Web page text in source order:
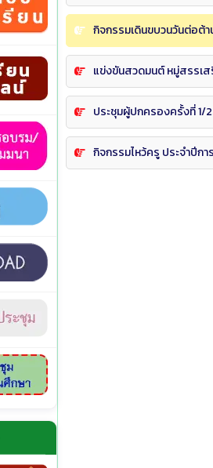
กิจกรรมเดินขบวนวันต่อต้
แข่งขันสวดมนต์ หมู่สรรเ
ประชุมผู้ปกครองครั้งที่ 1/
กิจกรรมไหว้ครู ประจำปีก